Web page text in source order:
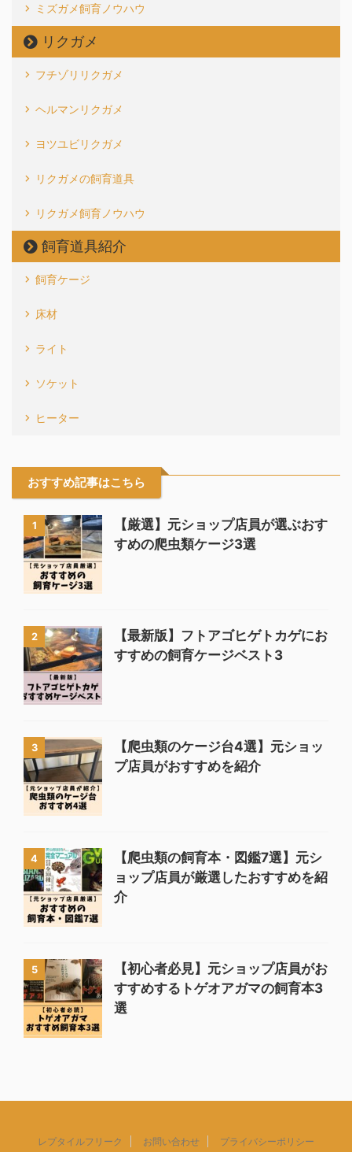
ミズガメ飼育ノウハウ
リクガメ
フチゾリリクガメ
ヘルマンリクガメ
ヨツユビリクガメ
リクガメの飼育道具
リクガメ飼育ノウハウ
飼育道具紹介
飼育ケージ
床材
ライト
ソケット
ヒーター
おすすめ記事はこちら
1
【厳選】元ショップ店員が選ぶおす
すめの爬虫類ケージ3選
2
【最新版】フトアゴヒゲトカゲにお
すすめの飼育ケージベスト3
3
【爬虫類のケージ台4選】元ショッ
プ店員がおすすめを紹介
4
【爬虫類の飼育本・図鑑7選】元シ
ョップ店員が厳選したおすすめを紹
介
5
【初心者必見】元ショップ店員がお
すすめするトゲオアガマの飼育本3
選
レプタイルフリーク お問い合わせ プライバシーポリシー